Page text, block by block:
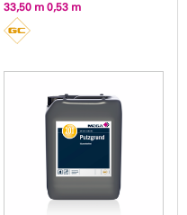
33,50 m 0,53 m